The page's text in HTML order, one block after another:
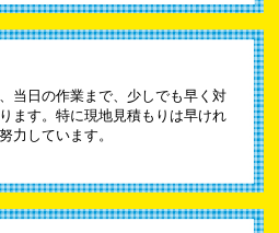
当日の作業まで、少しでも早く対
ます。特に現地見積もりは早けれ
力しています。